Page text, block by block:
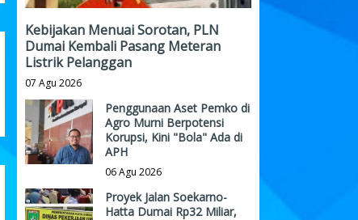
Kebijakan Menuai Sorotan, PLN
Dumai Kembali Pasang Meteran
Listrik Pelanggan
07 Agu 2026
Penggunaan Aset Pemko di
Agro Murni Berpotensi
Korupsi, Kini "Bola" Ada di
APH
06 Agu 2026
Proyek Jalan Soekarno-
Hatta Dumai Rp32 Miliar,